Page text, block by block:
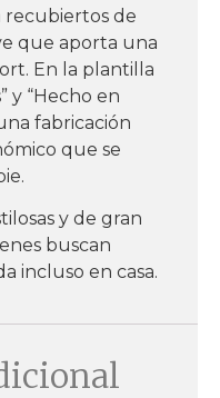
recubiertos de
que aporta una
En la plantilla
y “Hecho en
fabricación
que se
y de gran
buscan
incluso en casa.